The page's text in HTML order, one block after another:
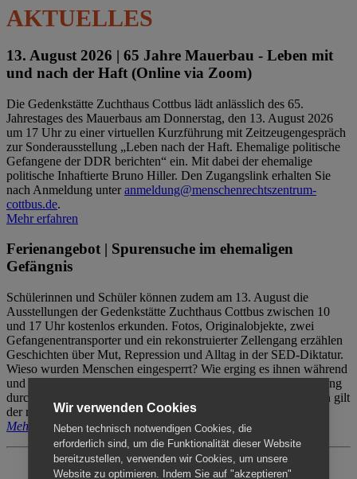
AKTUELLES
13. August 2026 | 65 Jahre Mauerbau - Leben mit
und nach der Haft (Online via Zoom)
Die Gedenkstätte Zuchthaus Cottbus lädt anlässlich des 65.
Jahrestages des Mauerbaus am Donnerstag, den 13. August 2026
um 17 Uhr zu einer virtuellen Kurzführung mit Zeitzeugengespräch
zur Sonderausstellung „Leben nach der Haft. Ehemalige politische
Gefangene der DDR berichten“ ein. Mit dabei der ehemalige
politische Inhaftierte Bruno Hiller. Den Zugangslink erhalten Sie
nach Anmeldung unteranmeldung@menschenrechtszentrum-
cottbus.de.
Mehr erfahren
Ferienangebot | Spurensuche im ehemaligen
Gefängnis
Schülerinnen und Schüler können zudem am 13. August die
Ausstellungen der Gedenkstätte Zuchthaus Cottbus zwischen 10
und 17 Uhr kostenlos erkunden. Fotos, Originalobjekte, zwei
Gefangenentransporter und ein rekonstruierter Zellengang erzählen
Geschichten über Mut, Repression und Alltag in der SED-Diktatur.
Wieso wurden Menschen eingesperrt? Wie erging es ihnen während
und nach der Haft? Der Besuch erfolgt individuell ohne Betreuung
durch das Menschenrechtszentrum Cottbus. Für Begleitpersonen gilt
der reguläre Eintritt (8€ / ermäßigt 5€).
Mehr erfahren
Wir verwenden Cookies
Neben technisch notwendigen Cookies, die
erforderlich sind, um die Funktionalität dieser Website
bereitzustellen, verwenden wir Cookies, um unsere
Website zu optimieren. Indem Sie auf "akzeptieren"